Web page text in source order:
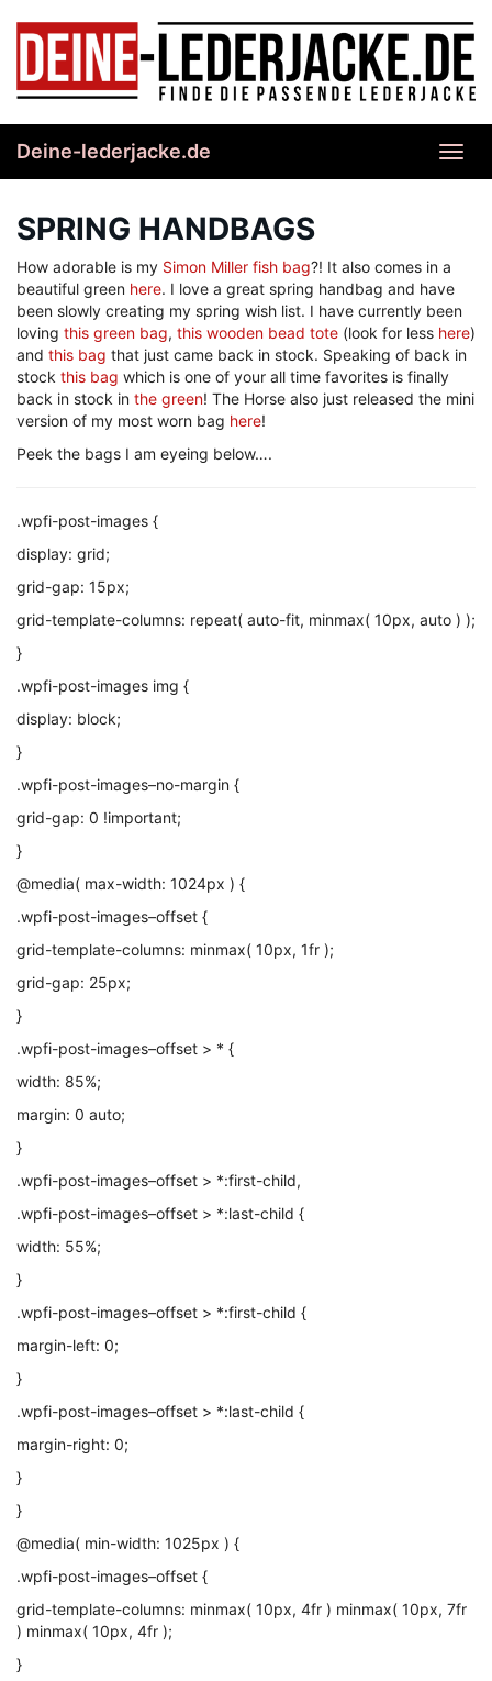
content
Deine-lederjacke.de
SPRING HANDBAGS
How adorable is my Simon Miller fish bag?! It also comes in a
beautiful green here. I love a great spring handbag and have
been slowly creating my spring wish list. I have currently been
loving this green bag, this wooden bead tote (look for less here)
and this bag that just came back in stock. Speaking of back in
stock this bag which is one of your all time favorites is finally
back in stock in the green! The Horse also just released the mini
version of my most worn bag here!
Peek the bags I am eyeing below….
.wpfi-post-images {
display: grid;
grid-gap: 15px;
grid-template-columns: repeat( auto-fit, minmax( 10px, auto ) );
}
.wpfi-post-images img {
display: block;
}
.wpfi-post-images–no-margin {
grid-gap: 0 !important;
}
@media( max-width: 1024px ) {
.wpfi-post-images–offset {
grid-template-columns: minmax( 10px, 1fr );
grid-gap: 25px;
}
.wpfi-post-images–offset > * {
width: 85%;
margin: 0 auto;
}
.wpfi-post-images–offset > *:first-child,
.wpfi-post-images–offset > *:last-child {
width: 55%;
}
.wpfi-post-images–offset > *:first-child {
margin-left: 0;
}
.wpfi-post-images–offset > *:last-child {
margin-right: 0;
}
}
@media( min-width: 1025px ) {
.wpfi-post-images–offset {
grid-template-columns: minmax( 10px, 4fr ) minmax( 10px, 7fr
) minmax( 10px, 4fr );
}